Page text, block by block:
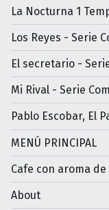
La Nocturna 1
Los Reyes - Serie
El secretario -
Mi Rival - Serie
Pablo Escobar, El
MENÚ PRINCIPAL
Cafe con aroma
About